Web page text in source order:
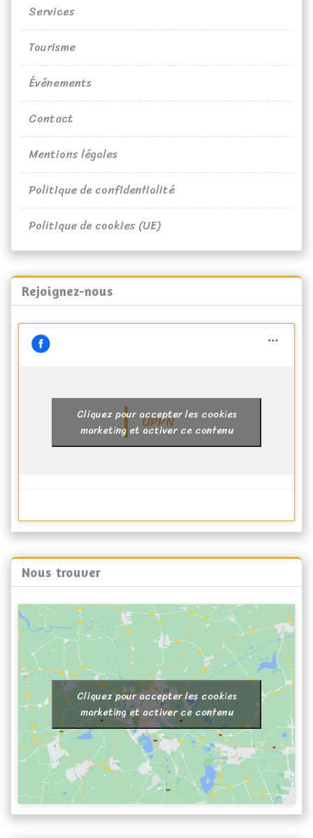
Services
Tourisme
Événements
Contact
Mentions légales
Politique de confidentialité
Politique de cookies (UE)
Rejoignez-nous
UPPN
Cliquez pour accepter les cookies
marketing et activer ce contenu
Nous trouver
Cliquez pour accepter les cookies
marketing et activer ce contenu